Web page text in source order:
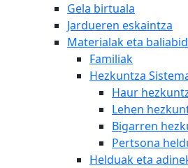
Gela birtuala
Jardueren eskaintza
Materialak eta
Familiak
Hezkuntza
Haur
Lehen
Bigarren
Pertsona
Helduak eta